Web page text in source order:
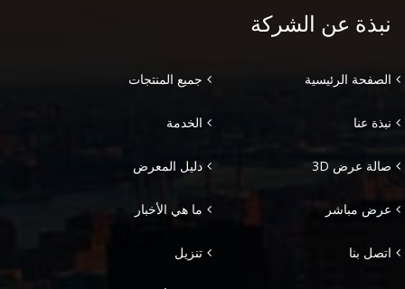
نبذة عن الشركة
الصفحة الرئيسية جميع المنتجات
نبذة عنا الخدمة
صالة عرض 3D دليل المعرض
عرض مباشر ما هي الأخبار
اتصل بنا تنزيل